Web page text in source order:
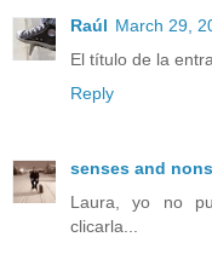
Raúl March 29,
El título de la
Reply
senses and
Laura, yo no
clicarla...